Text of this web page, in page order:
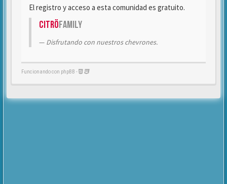
El registro y acceso a esta comunidad es gratuito.
CitröFamily
Disfrutando con nuestros chevrones.
Funcionando con phpBB -